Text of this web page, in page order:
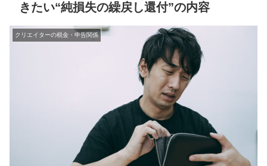
きたい“純損失の繰戻し還付”の内容
クリエイターの税金・申告関係